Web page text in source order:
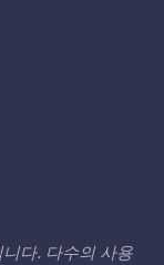
다. 다수의 사용